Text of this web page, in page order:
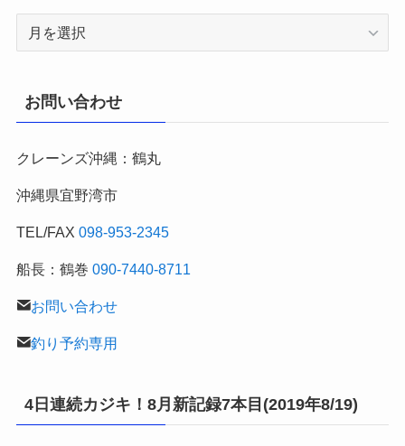
2007
月
別
釣
記
お問い合わせ
クレーンズ沖縄：鶴丸
沖縄県宜野湾市
TEL/FAX 098-953-2345
船長：鶴巻 090-7440-8711
お問い合わせ
釣り予約専用
4日連続カジキ！8月新記録7本目(2019年8/19)